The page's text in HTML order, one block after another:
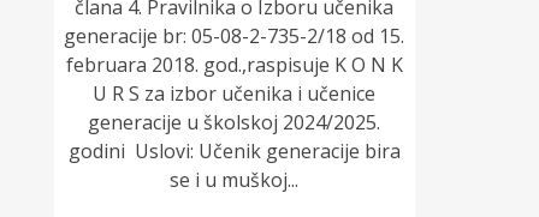
člana 4. Pravilnika o Izboru učenika
generacije br: 05-08-2-735-2/18 od 15.
februara 2018. god.,raspisuje K O N K
U R S za izbor učenika i učenice
generacije u školskoj 2024/2025.
godini Uslovi: Učenik generacije bira
se i u muškoj...